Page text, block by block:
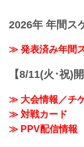
2026年 年間ス
≫ 発表済み年間
【8/11(火･祝)
≫ 大会情報／チ
≫ 対戦カード
≫ PPV配信情報